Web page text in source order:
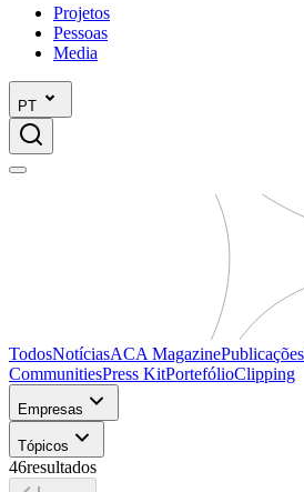
Projetos
Pessoas
Media
PT
TodosNotíciasACA MagazinePublicações
CommunitiesPress KitPortefólioClipping
Empresas
Tópicos
46resultados